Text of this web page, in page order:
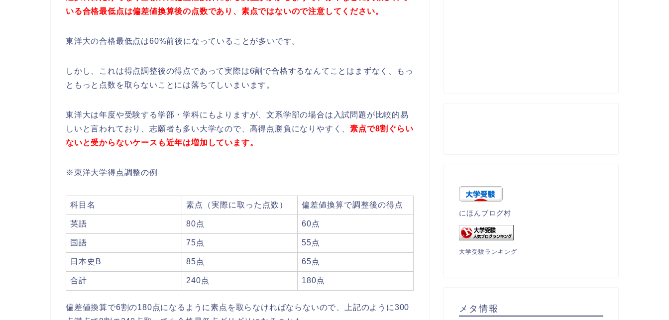
いる合格最低点は偏差値換算後の点数であり、素点ではないので注意してください。
東洋大の合格最低点は60%前後になっていることが多いです。
しかし、これは得点調整後の得点であって実際は6割で合格するなんてことはまずなく、もっ
ともっと点数を取らないことには落ちてしいまいます。
東洋大は年度や受験する学部・学科にもよりますが、文系学部の場合は入試問題が比較的易
しいと言われており、志願者も多い大学なので、高得点勝負になりやすく、素点で8割ぐらい
ないと受からないケースも近年は増加しています。
※東洋大学得点調整の例
科目名 素点（実際に取った点数） 偏差値換算で調整後の得点
英語 80点 60点
国語 75点 55点
日本史B 85点 65点
合計 240点 180点
偏差値換算で6割の180点になるように素点を取らなければならないので、上記のように300
にほんブログ村
大学受験ランキング
メタ情報